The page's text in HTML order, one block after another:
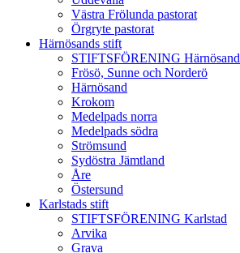
Västra Frölunda pastorat
Örgryte pastorat
Härnösands stift
STIFTSFÖRENING Härnösand
Frösö, Sunne och Norderö
Härnösand
Krokom
Medelpads norra
Medelpads södra
Strömsund
Sydöstra Jämtland
Åre
Östersund
Karlstads stift
STIFTSFÖRENING Karlstad
Arvika
Grava